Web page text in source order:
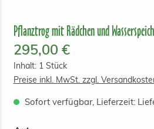
Pflanztrog mit Rädchen und
Regulärer Preis:
295,00 €
Inhalt: 1 Stück
Preise inkl. MwSt. zzgl.
Sofort verfügbar, Lieferzeit: